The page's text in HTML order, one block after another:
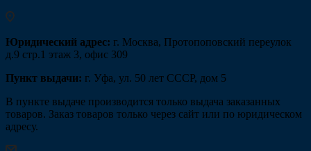
Юридический адрес: г. Москва, Протопоповский переулок
д.9 стр.1 этаж 3, офис 309
Пункт выдачи: г. Уфа, ул. 50 лет СССР, дом 5
В пункте выдаче производится только выдача заказанных
товаров. Заказ товаров только через сайт или по юридическом
адресу.